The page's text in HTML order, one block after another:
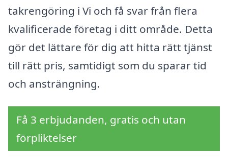
takrengöring i Vi och få svar från flera
kvalificerade företag i ditt område. Detta
gör det lättare för dig att hitta rätt tjänst
till rätt pris, samtidigt som du sparar tid
och ansträngning.
Få 3 erbjudanden, gratis och utan
förpliktelser